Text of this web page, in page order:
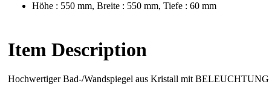
Höhe : 550 mm, Breite : 550 mm, Tiefe : 60 mm
Item Description
Hochwertiger Bad-/Wandspiegel aus Kristall mit BELEUCHTUNG